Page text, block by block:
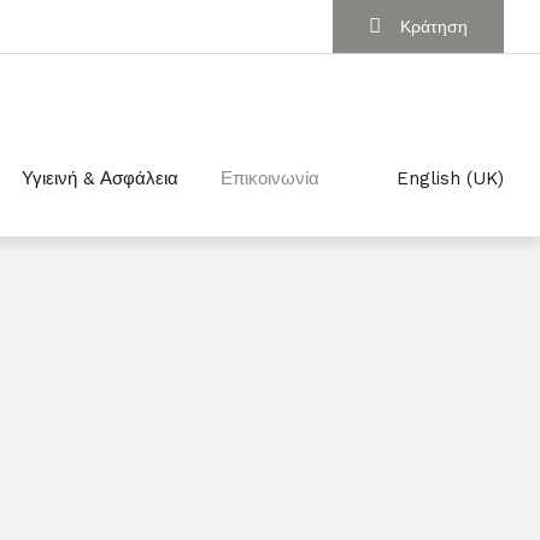
Κράτηση
Υγιεινή & Ασφάλεια Επικοινωνία English (UK)